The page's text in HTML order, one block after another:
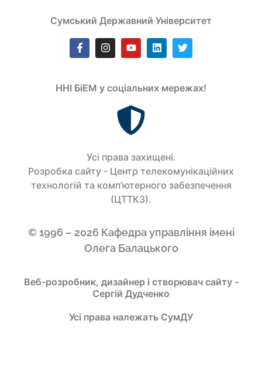
Сумський Державний Університет
ННІ БіЕМ у соціальних мережах!
Усi права захищенi.
Розробка сайту - Центр телекомунікаційних
технологій та комп’ютерного забезпечення
(ЦТТКЗ).
© 1996 – 2026 Кафедра управління імені
Олега Балацького
Веб-розробник, дизайнер і створювач сайту -
Сергій Дудченко
Усі права належать СумДУ